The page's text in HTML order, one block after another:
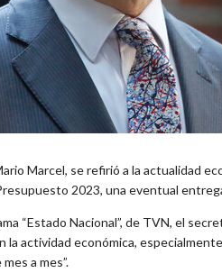
Marcel, se refirió a la actualidad
2023, una eventual
“Estado Nacional”, de TVN, el
la actividad económica,
a mes”.